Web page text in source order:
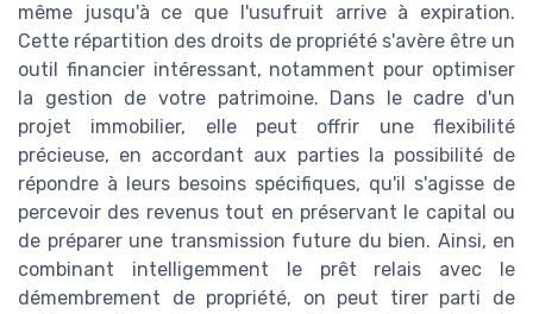
même jusqu'à ce que l'usufruit arrive à expiration.
Cette répartition des droits de propriété s'avère être un
outil financier intéressant, notamment pour optimiser
la gestion de votre patrimoine. Dans le cadre d'un
projet immobilier, elle peut offrir une flexibilité
précieuse, en accordant aux parties la possibilité de
répondre à leurs besoins spécifiques, qu'il s'agisse de
percevoir des revenus tout en préservant le capital ou
de préparer une transmission future du bien. Ainsi, en
combinant intelligemment le prêt relais avec le
démembrement de propriété, on peut tirer parti de